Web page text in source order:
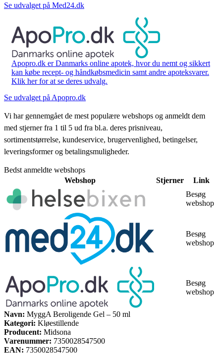
Se udvalget på Med24.dk
Apopro.dk er Danmarks online apotek, hvor du nemt og sikkert
kan købe recept- og håndkøbsmedicin samt andre apoteksvarer.
Klik her for at se deres udvalg.
Se udvalget på Apopro.dk
Vi har gennemgået de mest populære webshops og anmeldt dem
med stjerner fra 1 til 5 ud fra bl.a. deres prisniveau,
sortimentstørrelse, kundeservice, brugervenlighed, betingelser,
leveringsformer og betalingsmuligheder.
Bedst anmeldte webshops
Webshop
Stjerner
Link
Besøg
webshop
Besøg
webshop
Besøg
webshop
Navn: MyggA Beroligende Gel – 50 ml
Kategori: Kløestillende
Producent: Midsona
Varenummer: 7350028547500
EAN: 7350028547500